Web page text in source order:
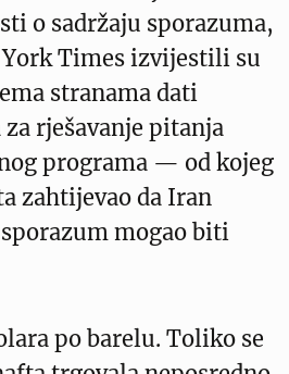
o sadržaju sporazuma,
Times izvijestili su
stranama dati
rješavanje pitanja
programa — od kojeg
zahtijevao da Iran
mogao biti
po barelu. Toliko se